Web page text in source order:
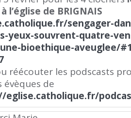
l’église de BRIGNAIS
sengager-
yeux-souvrent-quatre-
bioethique-aveuglee/
réécouter les podscasts
évèques de
eglise.catholique.fr/